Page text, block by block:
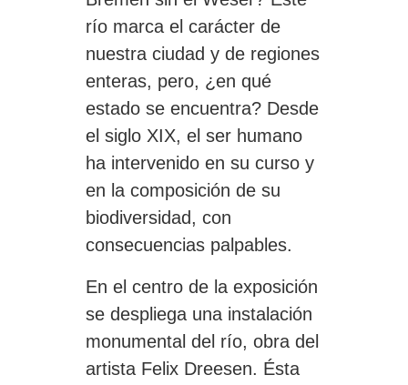
río marca el carácter de
nuestra ciudad y de regiones
enteras, pero, ¿en qué
estado se encuentra? Desde
el siglo XIX, el ser humano
ha intervenido en su curso y
en la composición de su
biodiversidad, con
consecuencias palpables.
En el centro de la exposición
se despliega una instalación
monumental del río, obra del
artista Felix Dreesen. Ésta